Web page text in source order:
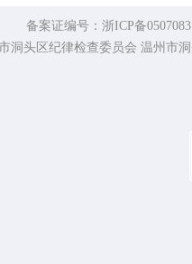
备案证编号：浙ICP备
洞头区纪律检查委员会 温州市